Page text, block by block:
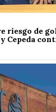
riesgo de
Cepeda